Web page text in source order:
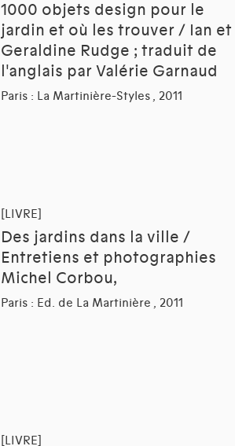
1000 objets design pour le
jardin et où les trouver / Ian et
Geraldine Rudge ; traduit de
l'anglais par Valérie Garnaud
Paris : La Martinière-Styles , 2011
[LIVRE]
Des jardins dans la ville /
Entretiens et photographies
Michel Corbou,
Paris : Ed. de La Martinière , 2011
[LIVRE]